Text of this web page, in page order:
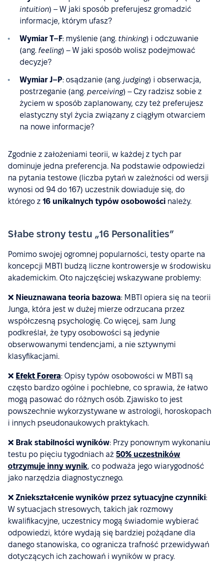
intuition) – W jaki sposób preferujesz gromadzić
informacje, którym ufasz?
Wymiar T–F: myślenie (ang. thinking) i odczuwanie
(ang. feeling) – W jaki sposób wolisz podejmować
decyzje?
Wymiar J–P: osądzanie (ang. judging) i obserwacja,
postrzeganie (ang. perceiving) – Czy radzisz sobie z
życiem w sposób zaplanowany, czy też preferujesz
elastyczny styl życia związany z ciągłym otwarciem
na nowe informacje?
Zgodnie z założeniami teorii, w każdej z tych par
dominuje jedna preferencja. Na podstawie odpowiedzi
na pytania testowe (liczba pytań w zależności od wersji
wynosi od 94 do 167) uczestnik dowiaduje się, do
którego z 16 unikalnych typów osobowości należy.
Słabe strony testu „16 Personalities”
Pomimo swojej ogromnej popularności, testy oparte na
koncepcji MBTI budzą liczne kontrowersje w środowisku
akademickim. Oto najczęściej wskazywane problemy:
❌ Nieuznawana teoria bazowa: MBTI opiera się na teorii
Junga, która jest w dużej mierze odrzucana przez
współczesną psychologię. Co więcej, sam Jung
podkreślał, że typy osobowości są jedynie
obserwowanymi tendencjami, a nie sztywnymi
klasyfikacjami.
❌ Efekt Forera: Opisy typów osobowości w MBTI są
często bardzo ogólne i pochlebne, co sprawia, że łatwo
mogą pasować do różnych osób. Zjawisko to jest
powszechnie wykorzystywane w astrologii, horoskopach
i innych pseudonaukowych praktykach.
❌ Brak stabilności wyników: Przy ponownym wykonaniu
testu po pięciu tygodniach aż 50% uczestników
otrzymuje inny wynik, co podważa jego wiarygodność
jako narzędzia diagnostycznego.
❌ Zniekształcenie wyników przez sytuacyjne czynniki:
W sytuacjach stresowych, takich jak rozmowy
kwalifikacyjne, uczestnicy mogą świadomie wybierać
odpowiedzi, które wydają się bardziej pożądane dla
danego stanowiska, co ogranicza trafność przewidywań
dotyczących ich zachowań i wyników w pracy.